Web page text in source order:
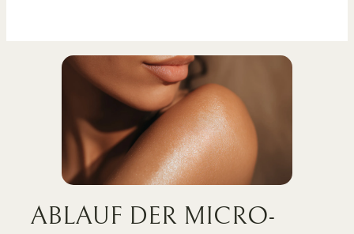
ABLAUF DER MICRO­